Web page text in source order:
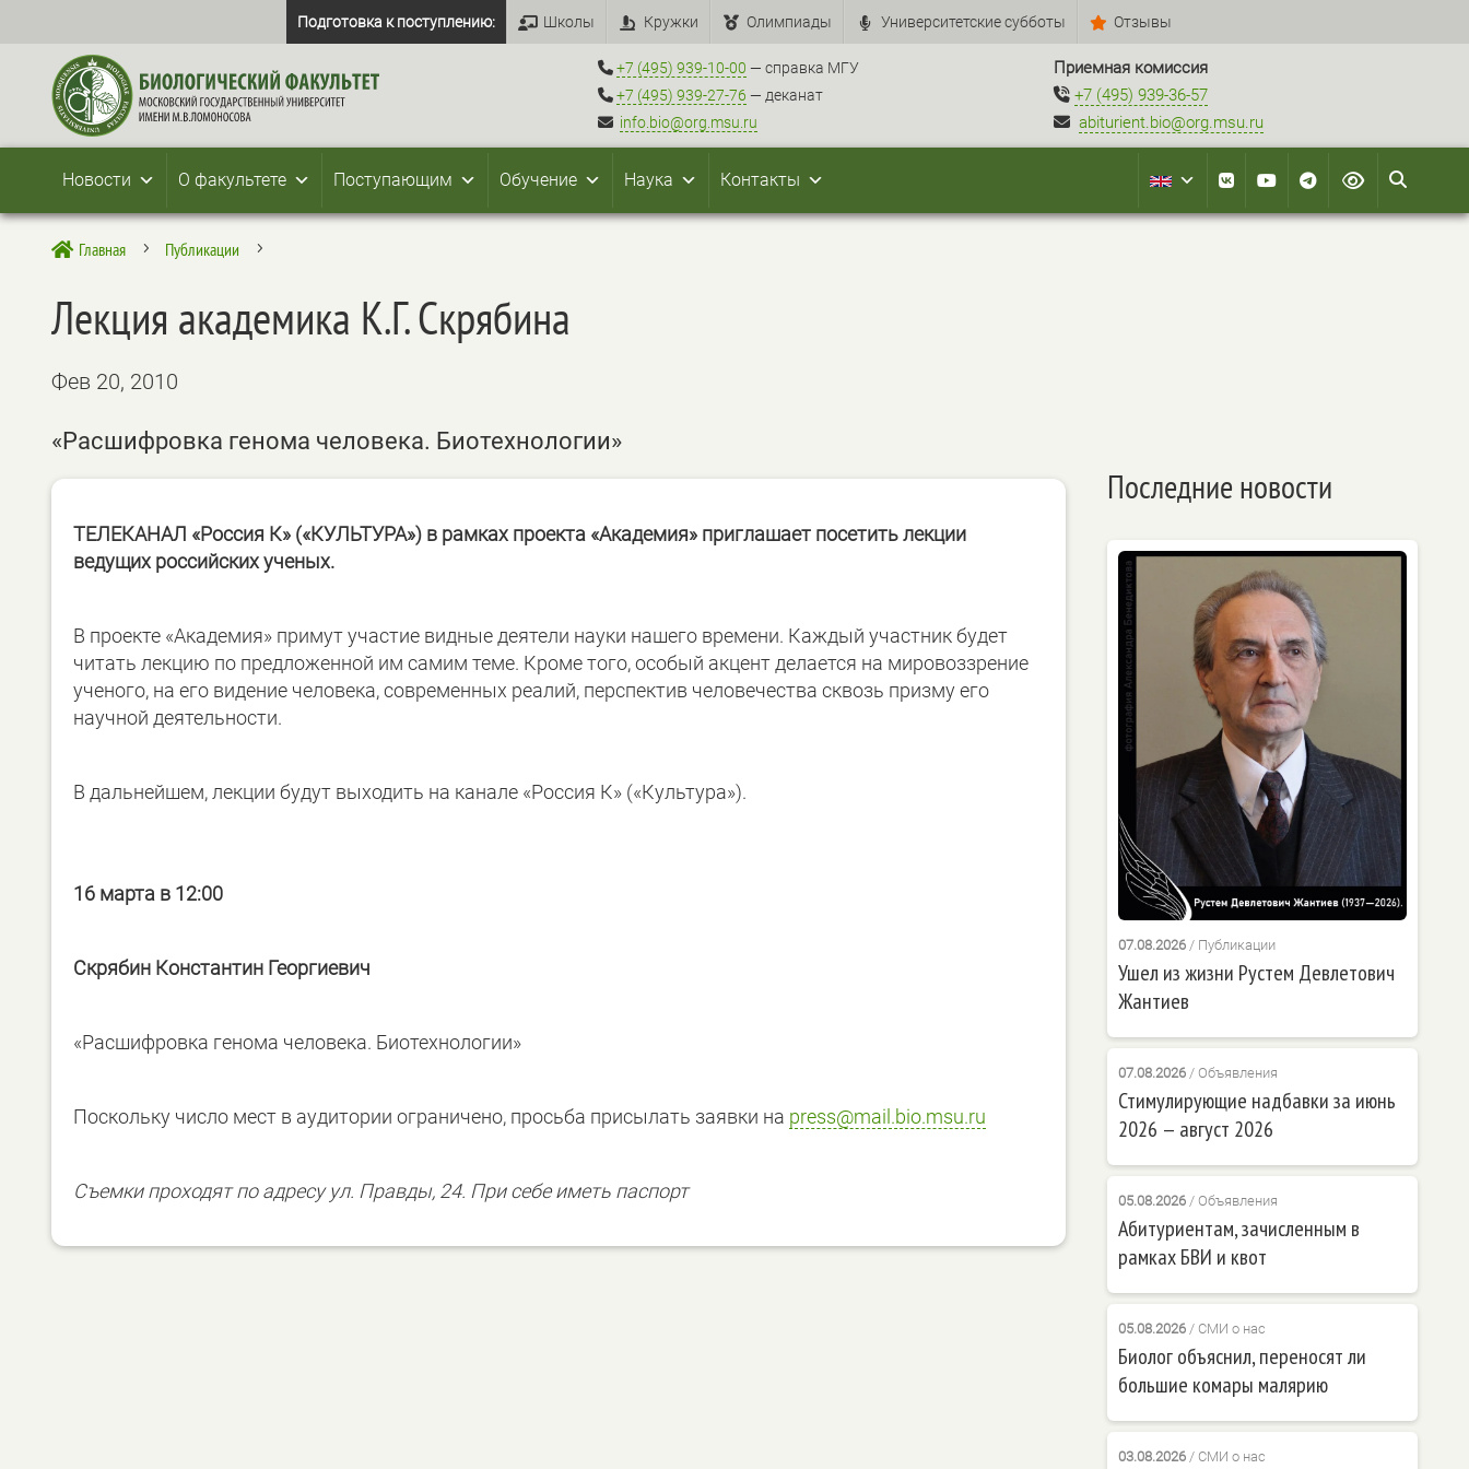
Подготовка к поступлению: Школы Кружки Олимпиады Университетские субботы Отзывы
+7 (495) 939-10-00 — справка МГУ
+7 (495) 939-27-76 — деканат
info.bio@org.msu.ru
Приемная комиссия
+7 (495) 939-36-57
abiturient.bio@org.msu.ru
Новости О факультете Поступающим Обучение Наука Контакты
 Главная 5 Публикации 5
Лекция академика К.Г. Скрябина
Фев 20, 2010
«Расшифровка генома человека. Биотехнологии»
ТЕЛЕКАНАЛ «Россия К» («КУЛЬТУРА») в рамках проекта «Академия» приглашает посетить лекции
ведущих российских ученых.
В проекте «Академия» примут участие видные деятели науки нашего времени. Каждый участник будет
читать лекцию по предложенной им самим теме. Кроме того, особый акцент делается на мировоззрение
ученого, на его видение человека, современных реалий, перспектив человечества сквозь призму его
научной деятельности.
В дальнейшем, лекции будут выходить на канале «Россия К» («Культура»).
16 марта в 12:00
Скрябин Константин Георгиевич
«Расшифровка генома человека. Биотехнологии»
Поскольку число мест в аудитории ограничено, просьба присылать заявки на press@mail.bio.msu.ru
Съемки проходят по адресу ул. Правды, 24. При себе иметь паспорт
Последние новости
07.08.2026/ Публикации
Ушел из жизни Рустем Девлетович
Жантиев
07.08.2026/ Объявления
Стимулирующие надбавки за июнь
2026 — август 2026
05.08.2026/ Объявления
Абитуриентам, зачисленным в
рамках БВИ и квот
05.08.2026/ СМИ о нас
Биолог объяснил, переносят ли
большие комары малярию
03.08.2026/ СМИ о нас